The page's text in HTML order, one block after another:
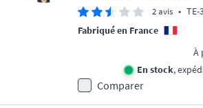
2 avis • TE-
Fabriqué en France
À
En stock,
Comparer